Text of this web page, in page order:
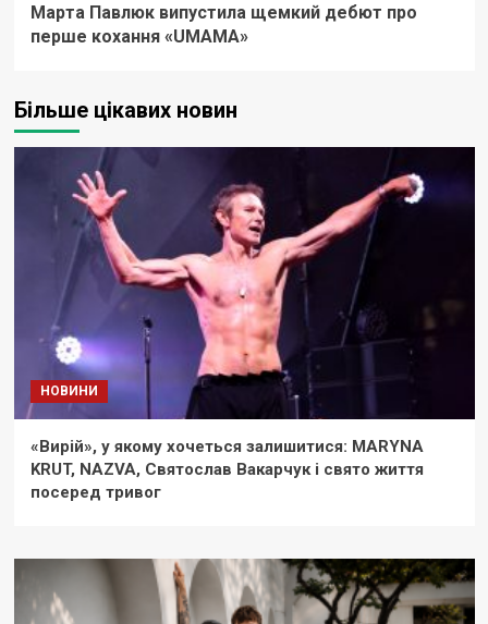
Марта Павлюк випустила щемкий дебют про
перше кохання «UМАМА»
Більше цікавих новин
НОВИНИ
«Вирій», у якому хочеться залишитися: MARYNA
KRUT, NAZVA, Святослав Вакарчук і свято життя
посеред тривог